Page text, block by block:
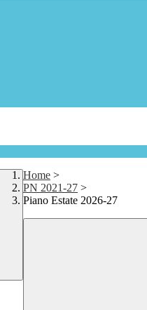
Home >
PN 2021-27 >
Piano Estate 2026-27